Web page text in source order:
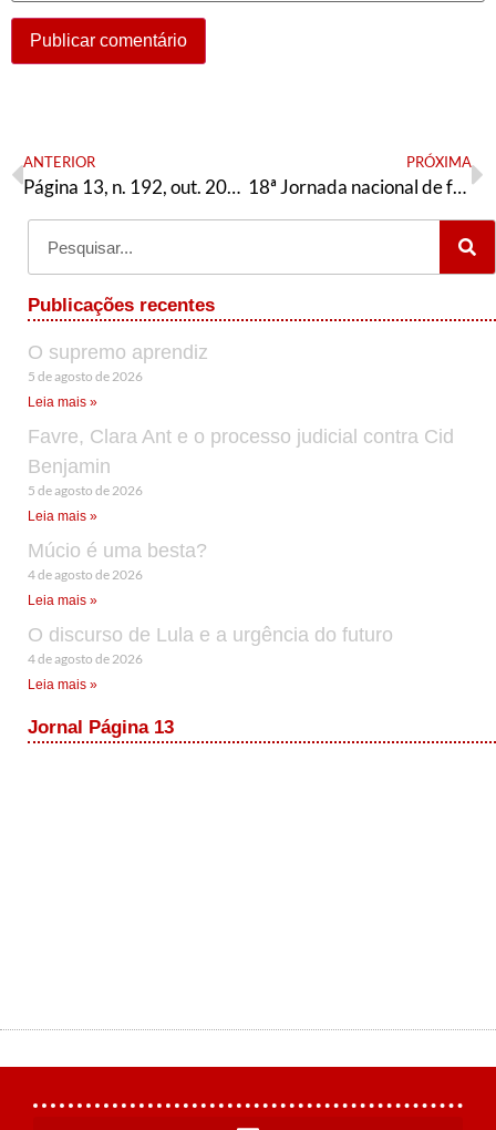
ANTERIOR
Página 13, n. 192, out. 2018
PRÓXIMA
18ª Jornada nacional de formação política da AE – tabela de módulos avulsos
Publicações recentes
O supremo aprendiz
5 de agosto de 2026
Leia mais »
Favre, Clara Ant e o processo judicial contra Cid
Benjamin
5 de agosto de 2026
Leia mais »
Múcio é uma besta?
4 de agosto de 2026
Leia mais »
O discurso de Lula e a urgência do futuro
4 de agosto de 2026
Leia mais »
Jornal Página 13